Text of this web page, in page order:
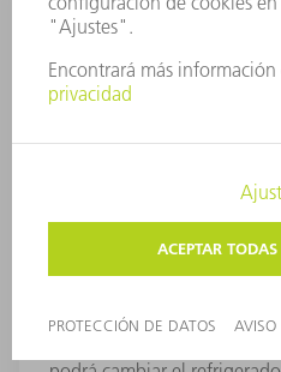
Refrigerador con
integrado
máxima del agua de
necesitará ningún
láser ocupa poco espacio,
instalación no aumenta
con compresor. El mando y